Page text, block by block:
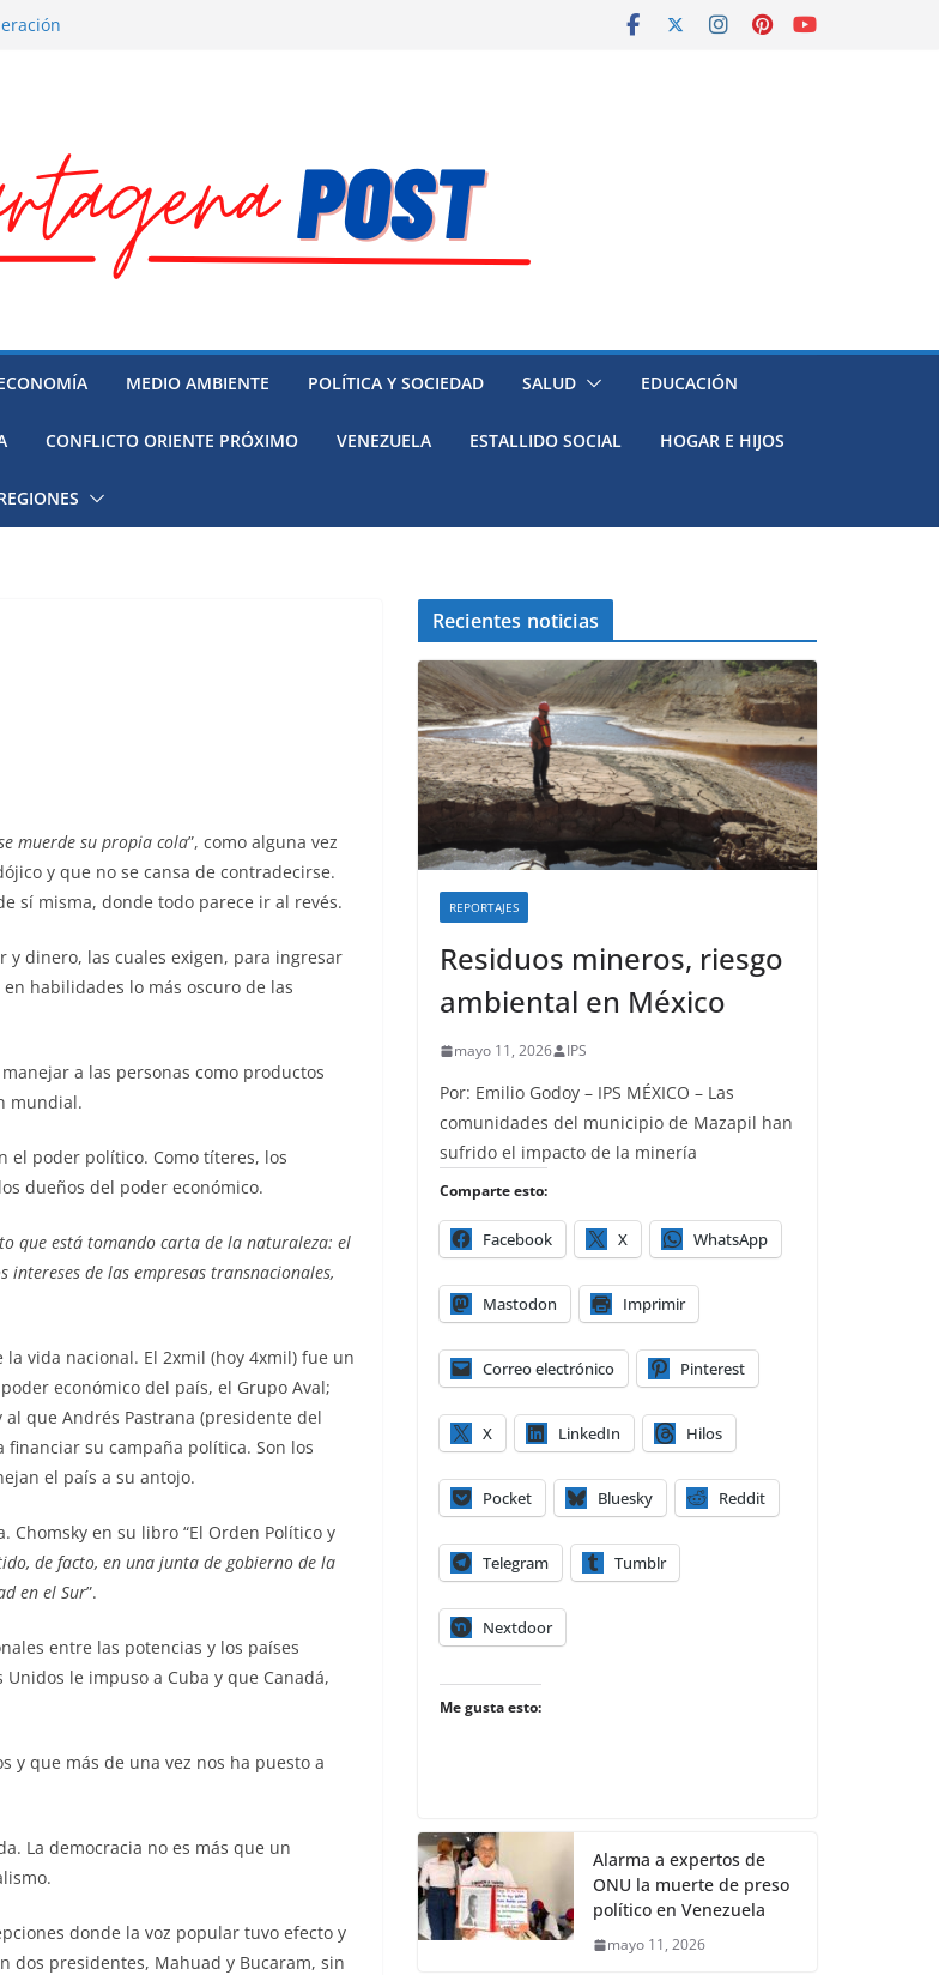
finalmente
MEDIO AMBIENTE POLÍTICA Y SOCIEDAD SALUD EDUCACIÓN
CONFLICTO ORIENTE PRÓXIMO VENEZUELA ESTALLIDO SOCIAL HOGAR E HIJOS
muerde su propia cola”, como alguna vez
y que no se cansa de contradecirse.
sí misma, donde todo parece ir al revés.
y dinero, las cuales exigen, para ingresar
habilidades lo más oscuro de las
a las personas como productos
mundial.
el poder político. Como títeres, los
dueños del poder económico.
que está tomando carta de la naturaleza: el
de las empresas transnacionales,
vida nacional. El 2xmil (hoy 4xmil) fue un
económico del país, el Grupo Aval;
que Andrés Pastrana (presidente del
su campaña política. Son los
el país a su antojo.
en su libro “El Orden Político y
de facto, en una junta de gobierno de la
en el Sur”.
entre las potencias y los países
le impuso a Cuba y que Canadá,
y que más de una vez nos ha puesto a
La democracia no es más que un
donde la voz popular tuvo efecto y
dos presidentes, Mahuad y Bucaram, sin
Recientes noticias
REPORTAJES
Residuos mineros, riesgo
ambiental en México
mayo 11, 2026 IPS
Por: Emilio Godoy – IPS MÉXICO – Las
comunidades del municipio de Mazapil han
sufrido el impacto de la minería
Comparte esto:
Facebook X WhatsApp
Mastodon Imprimir
Correo electrónico Pinterest
X LinkedIn Hilos
Pocket Bluesky Reddit
Telegram Tumblr
Nextdoor
Me gusta esto:
Alarma a expertos de
ONU la muerte de preso
político en Venezuela
mayo 11, 2026